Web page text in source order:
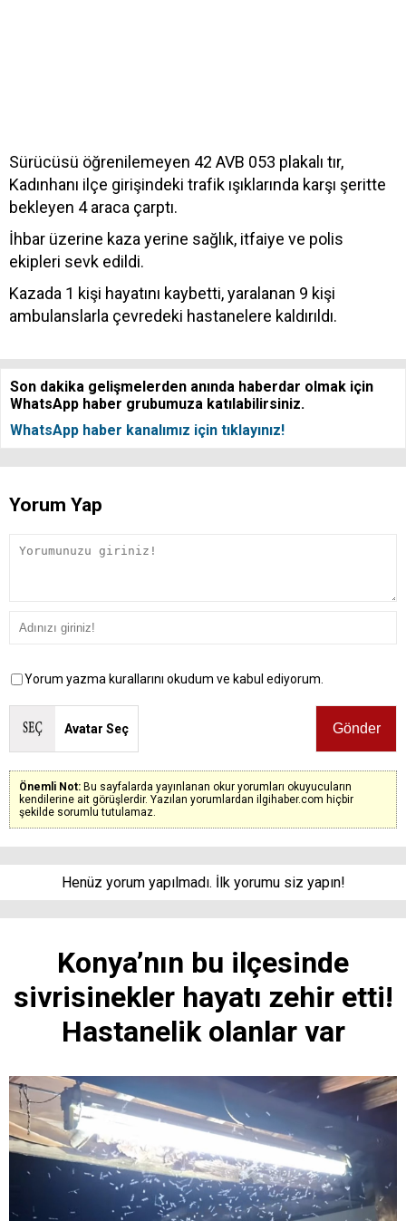
Sürücüsü öğrenilemeyen 42 AVB 053 plakalı tır,
Kadınhanı ilçe girişindeki trafik ışıklarında karşı şeritte
bekleyen 4 araca çarptı.
İhbar üzerine kaza yerine sağlık, itfaiye ve polis
ekipleri sevk edildi.
Kazada 1 kişi hayatını kaybetti, yaralanan 9 kişi
ambulanslarla çevredeki hastanelere kaldırıldı.
Son dakika gelişmelerden anında haberdar olmak için
WhatsApp haber grubumuza katılabilirsiniz.
WhatsApp haber kanalımız için tıklayınız!
Yorum Yap
Yorum yazma kurallarını okudum ve kabul ediyorum.
Avatar Seç
Önemli Not: Bu sayfalarda yayınlanan okur yorumları okuyucuların
kendilerine ait görüşlerdir. Yazılan yorumlardan ilgihaber.com hiçbir
şekilde sorumlu tutulamaz.
Henüz yorum yapılmadı. İlk yorumu siz yapın!
Konya’nın bu ilçesinde
sivrisinekler hayatı zehir etti!
Hastanelik olanlar var